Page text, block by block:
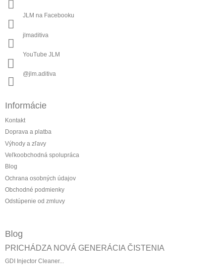
JLM na Facebooku
jlmaditiva
YouTube JLM
@jlm.aditiva
Informácie
Kontakt
Doprava a platba
Výhody a zľavy
Veľkoobchodná spolupráca
Blog
Ochrana osobných údajov
Obchodné podmienky
Odstúpenie od zmluvy
Blog
PRICHÁDZA NOVÁ GENERÁCIA ČISTENIA
GDI Injector Cleaner...